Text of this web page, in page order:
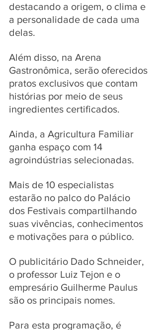
destacando a origem, o clima e
a personalidade de cada uma
delas.
Além disso, na Arena
Gastronômica, serão oferecidos
pratos exclusivos que contam
histórias por meio de seus
ingredientes certificados.
Ainda, a Agricultura Familiar
ganha espaço com 14
agroindústrias selecionadas.
Mais de 10 especialistas
estarão no palco do Palácio
dos Festivais compartilhando
suas vivências, conhecimentos
e motivações para o público.
O publicitário Dado Schneider,
o professor Luiz Tejon e o
empresário Guilherme Paulus
são os principais nomes.
Para esta programação, é